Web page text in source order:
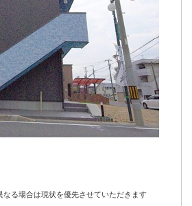
る場合は現状を優先させていただきます